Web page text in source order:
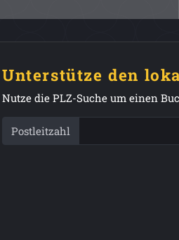
Unterstütze den
Nutze die PLZ-Suche um einen
Postleitzahl